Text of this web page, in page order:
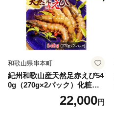
和歌山県串本町
紀州和歌山産天然足赤えび54
0g（270g×2パック）化粧箱
入 ※2026年12月上旬〜2027
年2月上旬頃順次発送予定
22,000円